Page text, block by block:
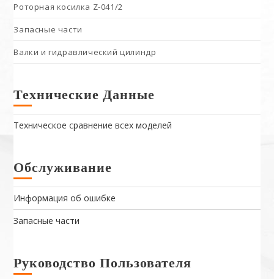
Роторная косилка Z-041/2
Запасные части
Валки и гидравлический цилиндр
Технические Данные
Техническое сравнение всех моделей
Обслуживание
Информация об ошибке
Запасные части
Руководство Пользователя